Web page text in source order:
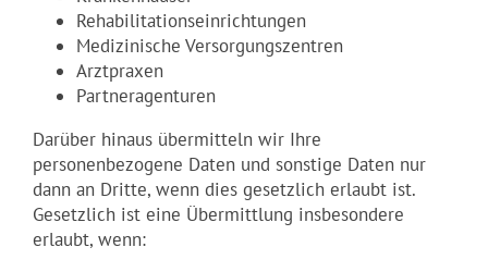
Rehabilitationseinrichtungen
Medizinische Versorgungszentren
Arztpraxen
Partneragenturen
Darüber hinaus übermitteln wir Ihre
personenbezogene Daten und sonstige Daten nur
dann an Dritte, wenn dies gesetzlich erlaubt ist.
Gesetzlich ist eine Übermittlung insbesondere
erlaubt, wenn: